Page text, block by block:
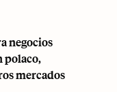
negocios
polaco,
mercados